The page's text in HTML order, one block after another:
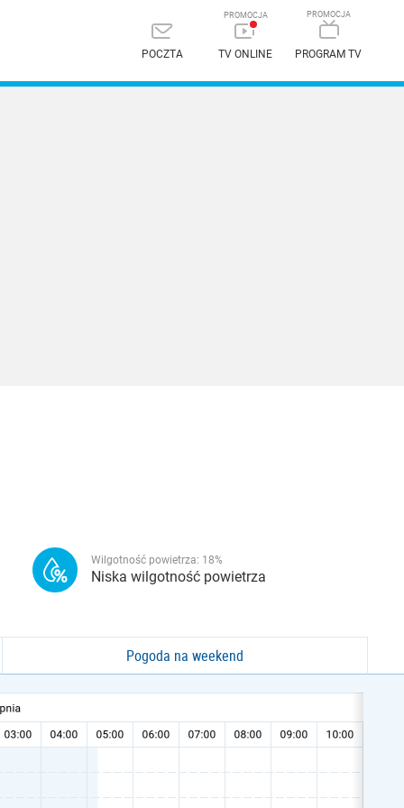
POCZTA TV ONLINE PROGRAM TV
Wilgotność powietrza: 18%
Niska wilgotność powietrza
Pogoda na weekend